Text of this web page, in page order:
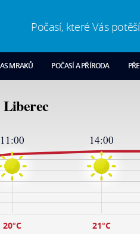
Počasí, které Vás potěší
MRAKŮ POČASÍ A PŘÍRODA
Liberec
11:00
20°C
14:00
21°C